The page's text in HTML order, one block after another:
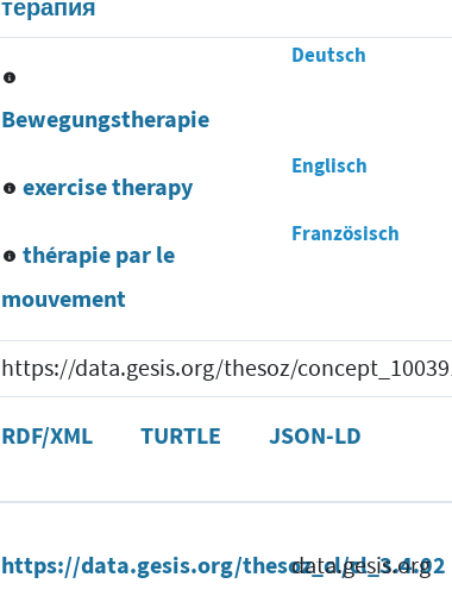
терапия
Deutsch
Bewegungstherapie
Englisch
exercise therapy
Französisch
thérapie par le
mouvement
https://data.gesis.org/thesoz/
RDF/XML TURTLE JSON-LD
https://data.gesis.org/thesoz_cl/cl_3.4.02
data.gesis.org